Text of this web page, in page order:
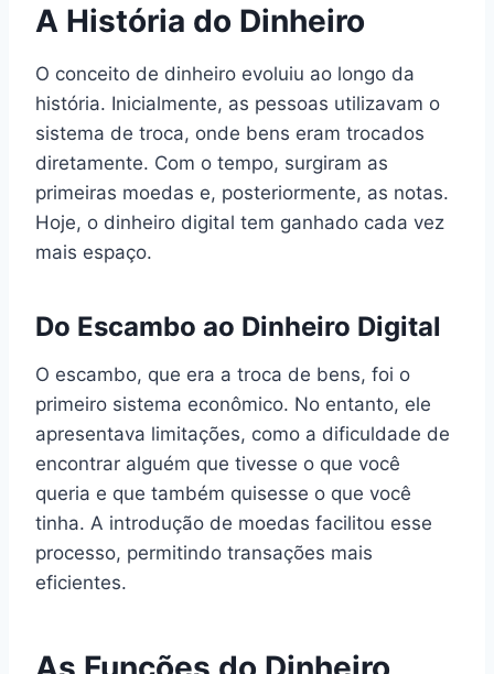
A História do Dinheiro
O conceito de dinheiro evoluiu ao longo da
história. Inicialmente, as pessoas utilizavam o
sistema de troca, onde bens eram trocados
diretamente. Com o tempo, surgiram as
primeiras moedas e, posteriormente, as notas.
Hoje, o dinheiro digital tem ganhado cada vez
mais espaço.
Do Escambo ao Dinheiro Digital
O escambo, que era a troca de bens, foi o
primeiro sistema econômico. No entanto, ele
apresentava limitações, como a dificuldade de
encontrar alguém que tivesse o que você
queria e que também quisesse o que você
tinha. A introdução de moedas facilitou esse
processo, permitindo transações mais
eficientes.